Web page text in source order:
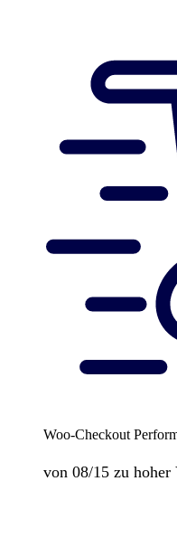
Woo-Checkout
von 08/15 zu hoher